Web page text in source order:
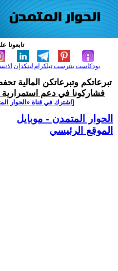
تابعونا
لينكدإن تيلكرامبنترست بودكاست
تبرعاتكم وتبرعاتكن المالية
فشاركونا في دعم استمرارية
[اشترك في قناة ‫«الحوار
الحوار المتمدن - موبايل
الموقع الرئيسي